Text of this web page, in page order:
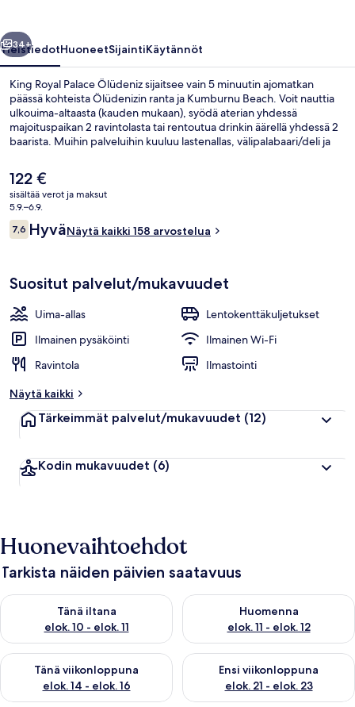
Seuraava
34+
YleistiedotHuoneetSijaintiKäytännöt
King Royal Palace Ölüdeniz sijaitsee vain 5 minuutin ajomatkan
päässä kohteista Ölüdenizin ranta ja Kumburnu Beach. Voit nauttia
ulkouima-altaasta (kauden mukaan), syödä aterian yhdessä
majoituspaikan 2 ravintolasta tai rentoutua drinkin äärellä yhdessä 2
baarista. Muihin palveluihin kuuluu lastenallas, välipalabaari/deli ja
Nykyinen
hinta
on
122 €
122 €
sisältää verot ja maksut
5.9.–6.9.
Arvostelut
7,67,6 kautta 10.
HyväNäytä kaikki 158 arvostelua
Suositut palvelut/mukavuudet
Uima-allas
Lentokenttäkuljetukset
Ilmainen pysäköinti
Ilmainen Wi-Fi
Ravintola
Ilmastointi
Näytä kaikki
Tärkeimmät palvelut/mukavuudet (12)
Kodin mukavuudet (6)
Huonevaihtoehdot
Tarkista näiden päivien saatavuus
Tänä iltana
elok. 10 - elok. 11
Tarkista tämän illan saatavuus elok. 10 - elok. 11
Huomenna
elok. 11 - elok. 12
Tarkista huomisen saatavuus
Tänä viikonloppuna
elok. 14 - elok. 16
Tarkista tämän viikonlopun saatavuus elok. 14 - elok. 16
Ensi viikonloppuna
elok. 21 - elok. 23
Tarkista ensi viikonlopun